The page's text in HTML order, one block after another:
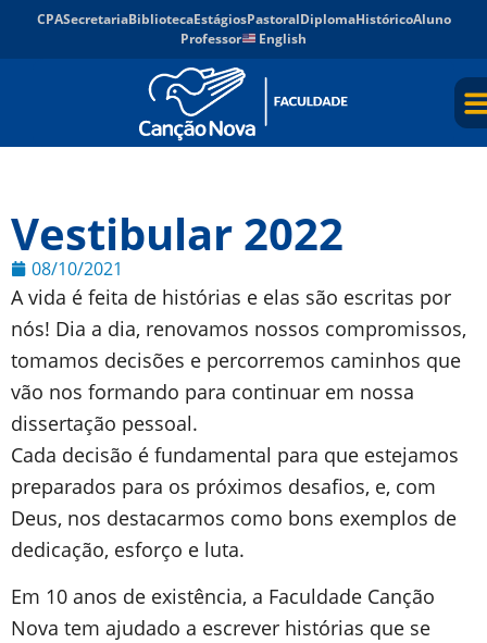
CPASecretariaBibliotecaEstágiosPastoralDiplomaHistóricoAluno
Professor
English
Vestibular 2022
08/10/2021
A vida é feita de histórias e elas são escritas por
nós! Dia a dia, renovamos nossos compromissos,
tomamos decisões e percorremos caminhos que
vão nos formando para continuar em nossa
dissertação pessoal.
Cada decisão é fundamental para que estejamos
preparados para os próximos desafios, e, com
Deus, nos destacarmos como bons exemplos de
dedicação, esforço e luta.
Em 10 anos de existência, a Faculdade Canção
Nova tem ajudado a escrever histórias que se